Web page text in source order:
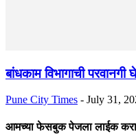
बांधकाम विभागाची
Pune City Times - July 31,
आमच्या फेसबुक पेजला लाईक करा